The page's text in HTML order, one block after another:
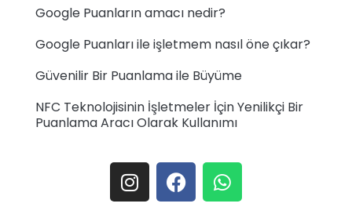
Google Puanların amacı nedir?
Google Puanları ile işletmem nasıl öne çıkar?
Güvenilir Bir Puanlama ile Büyüme
NFC Teknolojisinin İşletmeler İçin Yenilikçi Bir
Puanlama Aracı Olarak Kullanımı